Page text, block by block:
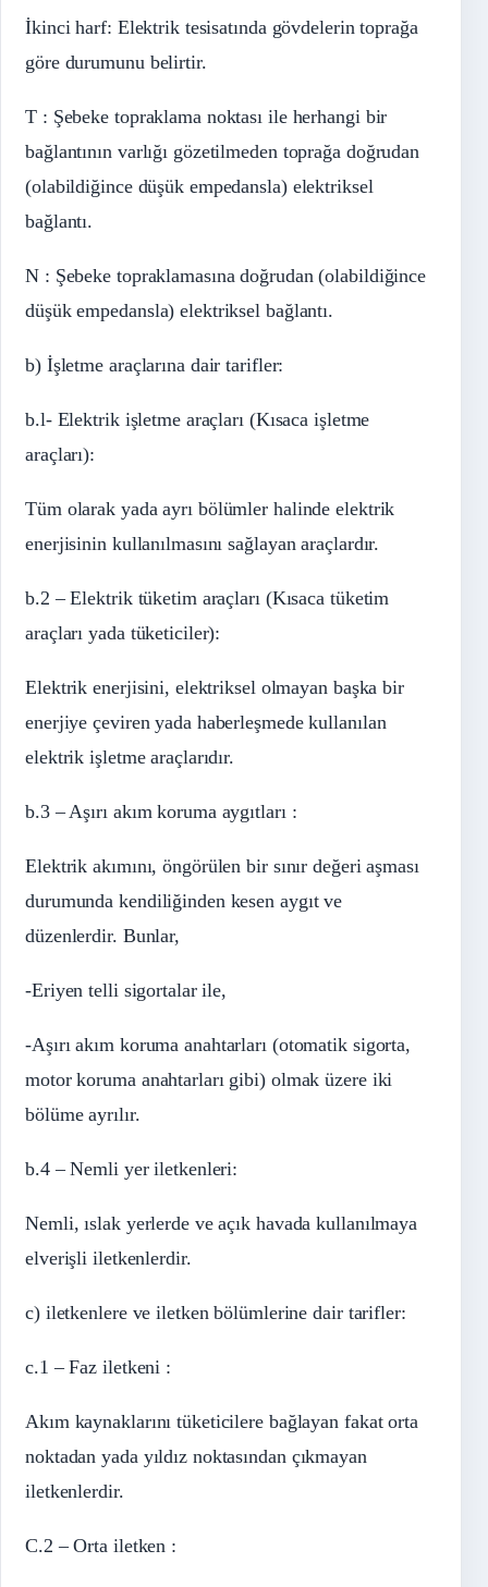
İkinci harf: Elektrik tesisatında gövdelerin toprağa
göre durumunu belirtir.
T : Şebeke topraklama noktası ile herhangi bir
bağlantının varlığı gözetilmeden toprağa doğrudan
(olabildiğince düşük empedansla) elektriksel
bağlantı.
N : Şebeke topraklamasına doğrudan (olabildiğince
düşük empedansla) elektriksel bağlantı.
b) İşletme araçlarına dair tarifler:
b.l- Elektrik işletme araçları (Kısaca işletme
araçları):
Tüm olarak yada ayrı bölümler halinde elektrik
enerjisinin kullanılmasını sağlayan araçlardır.
b.2 – Elektrik tüketim araçları (Kısaca tüketim
araçları yada tüketiciler):
Elektrik enerjisini, elektriksel olmayan başka bir
enerjiye çeviren yada haberleşmede kullanılan
elektrik işletme araçlarıdır.
b.3 – Aşırı akım koruma aygıtları :
Elektrik akımını, öngörülen bir sınır değeri aşması
durumunda kendiliğinden kesen aygıt ve
düzenlerdir. Bunlar,
-Eriyen telli sigortalar ile,
-Aşırı akım koruma anahtarları (otomatik sigorta,
motor koruma anahtarları gibi) olmak üzere iki
bölüme ayrılır.
b.4 – Nemli yer iletkenleri:
Nemli, ıslak yerlerde ve açık havada kullanılmaya
elverişli iletkenlerdir.
c) iletkenlere ve iletken bölümlerine dair tarifler:
c.1 – Faz iletkeni :
Akım kaynaklarını tüketicilere bağlayan fakat orta
noktadan yada yıldız noktasından çıkmayan
iletkenlerdir.
C.2 – Orta iletken :